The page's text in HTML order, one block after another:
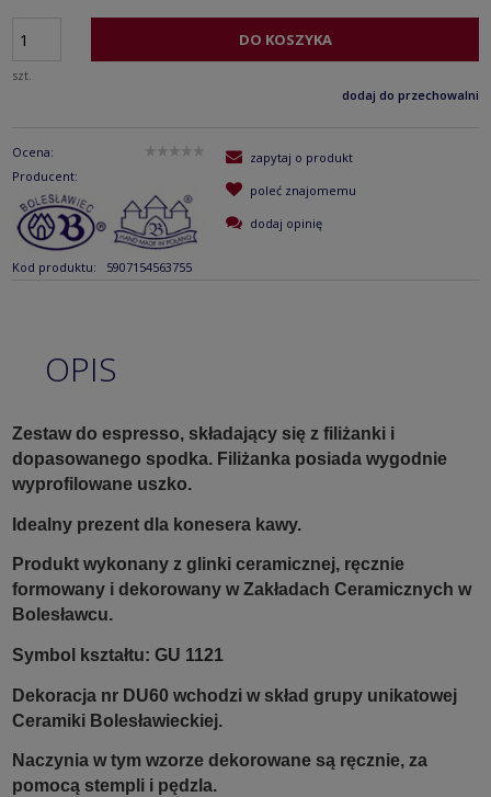
szt.
DO KOSZYKA
dodaj do przechowalni
Ocena:
Producent:
Kod produktu: 5907154563755
zapytaj o produkt
poleć znajomemu
dodaj opinię
OPIS
Zestaw do espresso, składający się z filiżanki i
dopasowanego spodka. Filiżanka posiada wygodnie
wyprofilowane uszko.
Idealny prezent dla konesera kawy.
Produkt wykonany z glinki ceramicznej, ręcznie
formowany i dekorowany w Zakładach Ceramicznych w
Bolesławcu.
Symbol kształtu: GU 1121
Dekoracja nr DU60 wchodzi w skład grupy unikatowej
Ceramiki Bolesławieckiej.
Naczynia w tym wzorze dekorowane są ręcznie, za
pomocą stempli i pędzla.